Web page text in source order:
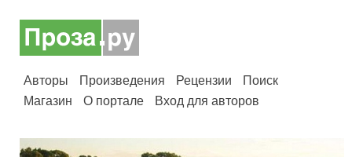
Авторы Произведения Рецензии
Поиск
Магазин
О портале Вход для авторов